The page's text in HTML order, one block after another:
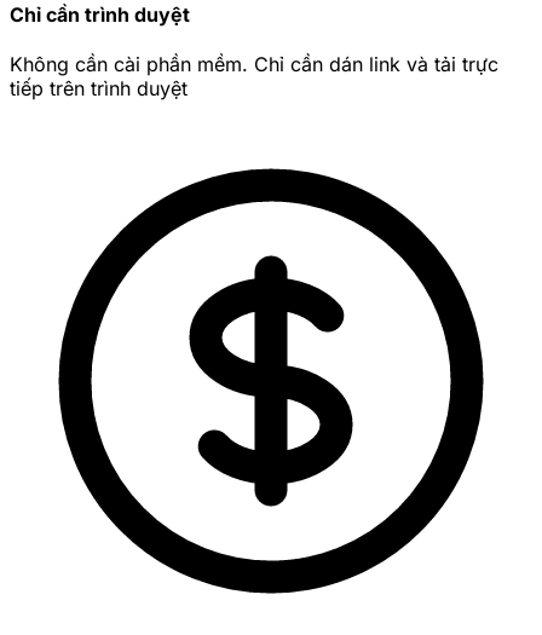
Chỉ cần trình duyệt
Không cần cài phần mềm. Chỉ cần dán link và tải trực
tiếp trên trình duyệt